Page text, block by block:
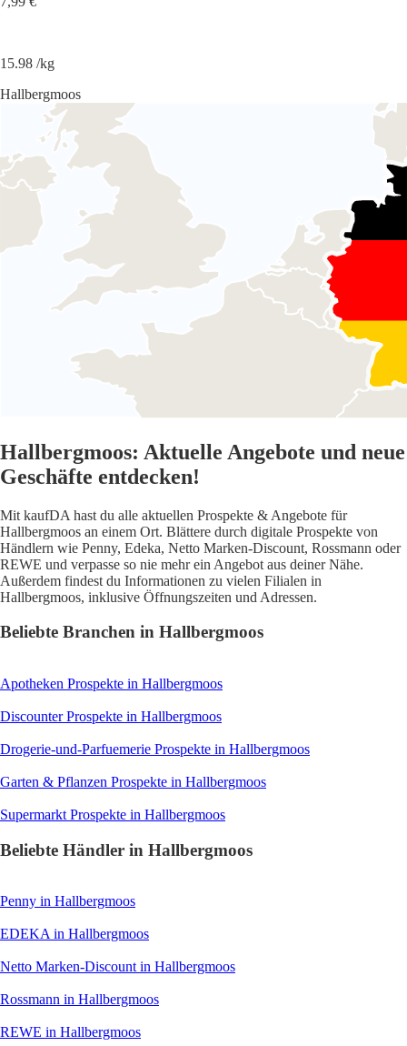
15.98 /kg
Hallbergmoos
Hallbergmoos: Aktuelle Angebote und neue
Geschäfte entdecken!
Mit kaufDA hast du alle aktuellen Prospekte & Angebote für
Hallbergmoos an einem Ort. Blättere durch digitale Prospekte von
Händlern wie Penny, Edeka, Netto Marken-Discount, Rossmann oder
REWE und verpasse so nie mehr ein Angebot aus deiner Nähe.
Außerdem findest du Informationen zu vielen Filialen in
Hallbergmoos, inklusive Öffnungszeiten und Adressen.
Beliebte Branchen in Hallbergmoos
Apotheken Prospekte in Hallbergmoos
DiscounterProspekte in Hallbergmoos
Drogerie-und-Parfuemerie Prospekte in Hallbergmoos
Garten & Pflanzen Prospekte in Hallbergmoos
Supermarkt Prospekte in Hallbergmoos
Beliebte Händler in Hallbergmoos
Penny in Hallbergmoos
EDEKA in Hallbergmoos
Netto Marken-Discount in Hallbergmoos
Rossmann in Hallbergmoos
REWE in Hallbergmoos